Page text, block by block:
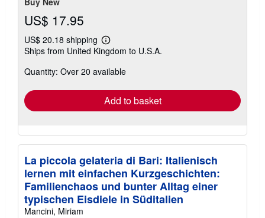
US$ 17.95
US$ 20.18 shipping
Learn
more
shipping
Ships from United Kingdom to U.S.A.
Quantity: Over 20 available
Add to basket
La piccola gelateria di Bari: Italienisch
lernen mit einfachen Kurzgeschichten:
Familienchaos und bunter Alltag einer
typischen Eisdiele in Süditalien
Mancini, Miriam